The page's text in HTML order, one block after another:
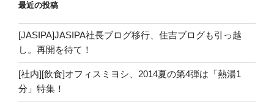
最近の投稿
[JASIPA]JASIPA社長ブログ移行、住吉ブログも引っ越
し。再開を待て！
[社内][飲食]オフィスミヨシ、2014夏の第4弾は「熱湯1
分」特集！